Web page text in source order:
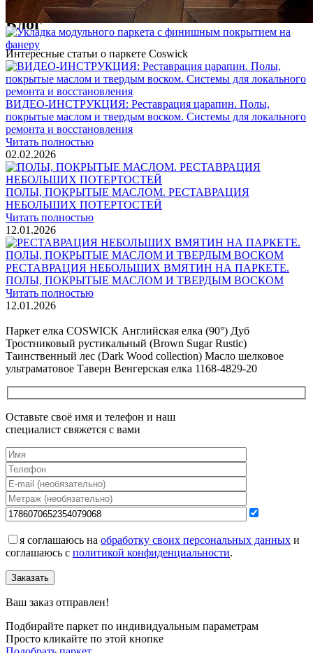
Блог
Интересные статьи о паркете Coswick
ВИДЕО-ИНСТРУКЦИЯ: Реставрация царапин. Полы,
покрытые маслом и твердым воском. Системы для локального
ремонта и восстановления
Читать полностью
02.02.2026
ПОЛЫ, ПОКРЫТЫЕ МАСЛОМ. РЕСТАВРАЦИЯ
НЕБОЛЬШИХ ПОТЕРТОСТЕЙ
Читать полностью
12.01.2026
РЕСТАВРАЦИЯ НЕБОЛЬШИХ ВМЯТИН НА ПАРКЕТЕ.
ПОЛЫ, ПОКРЫТЫЕ МАСЛОМ И ТВЕРДЫМ ВОСКОМ
Читать полностью
12.01.2026
Паркет елка COSWICK Английская елка (90°) Дуб
Тростниковый рустикальный (Brown Sugar Rustic)
Таинственный лес (Dark Wood collection) Масло шелковое
ультраматовое Таверн Венгерская елка 1168-4829-20
Оставьте своё имя и телефон и наш
специалист свяжется с вами
я соглашаюсь на обработку своих персональных данных и
соглашаюсь с политикой конфиденциальности.
Заказать
Ваш заказ отправлен!
Подбирайте паркет по индивидуальным параметрам
Просто кликайте по этой кнопке